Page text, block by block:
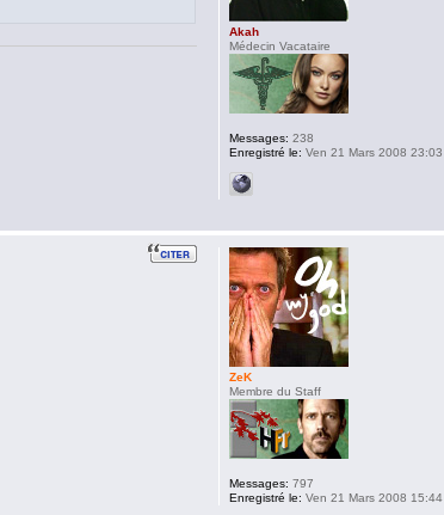
Akah
Médecin Vacataire
Messages: 238
Enregistré le: Ven 21 Mars 2008 23:03
ZeK
Membre du Staff
Messages: 797
Enregistré le: Ven 21 Mars 2008 15:44